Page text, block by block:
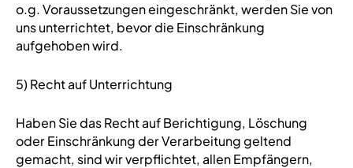
o.g. Voraussetzungen eingeschränkt, werden Sie von
uns unterrichtet, bevor die Einschränkung
aufgehoben wird.
5) Recht auf Unterrichtung
Haben Sie das Recht auf Berichtigung, Löschung
oder Einschränkung der Verarbeitung geltend
gemacht, sind wir verpflichtet, allen Empfängern,